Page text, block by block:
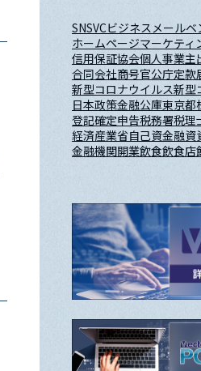
SNSVCビジネスメールベ
ホームページマーケティ
信用保証協会個人事業主
合同会社商号官公庁定款
新型コロナウイルス新型
日本政策金融公庫東京都
登記確定申告税務署税理
経済産業省自己資金融資
金融機関開業飲食飲食店